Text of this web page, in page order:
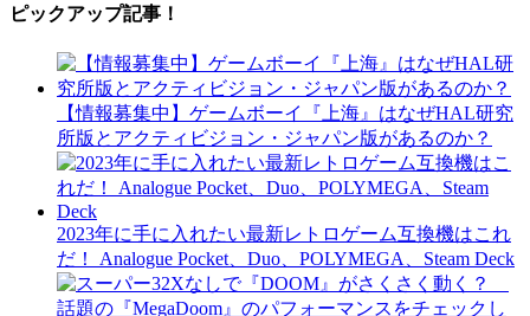
ピックアップ記事！
【情報募集中】ゲームボーイ『上海』はなぜHAL研究
所版とアクティビジョン・ジャパン版があるのか？
2023年に手に入れたい最新レトロゲーム互換機はこれ
だ！ Analogue Pocket、Duo、POLYMEGA、Steam Deck